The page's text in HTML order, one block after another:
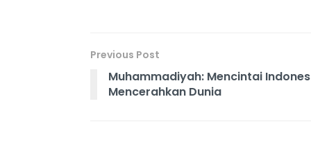
Previous Post
Muhammadiyah: Mencintai
Mencerahkan Dunia